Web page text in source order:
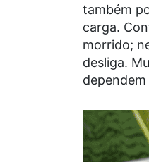
também
carga.
morrido;
desliga.